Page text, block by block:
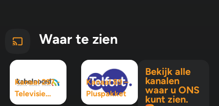
Waar te zien
Kanaal 257 -
Televisie
Kanaal 89 –
Pluspakket
Bekijk alle
kanalen
waar u ONS
kunt zien.